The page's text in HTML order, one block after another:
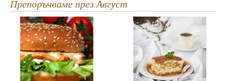
Препоръчваме през Август